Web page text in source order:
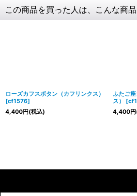
この商品を買った人は、こんな商
ローズカフスボタン（カフリンクス）
[cf1576]
4,400円(税込)
ふたご
ス）
[
4,400円